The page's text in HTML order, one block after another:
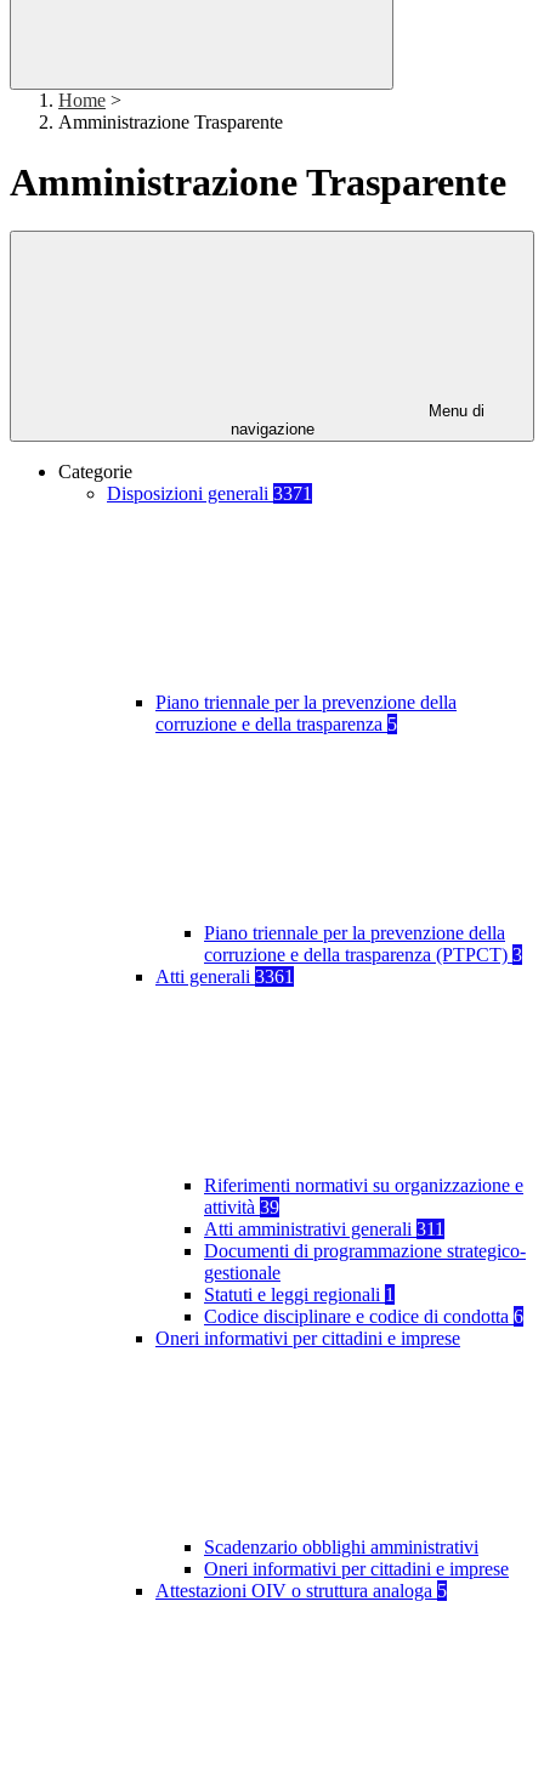
Home >
Amministrazione Trasparente
Amministrazione Trasparente
Menu di
navigazione
Categorie
Disposizioni generali 3371
Piano triennale per la prevenzione della
corruzione e della trasparenza 5
Piano triennale per la prevenzione della
corruzione e della trasparenza (PTPCT) 3
Atti generali 3361
Riferimenti normativi su organizzazione e
attività 39
Atti amministrativi generali 311
Documenti di programmazione strategico-
gestionale
Statuti e leggi regionali 1
Codice disciplinare e codice di condotta 6
Oneri informativi per cittadini e imprese
Scadenzario obblighi amministrativi
Oneri informativi per cittadini e imprese
Attestazioni OIV o struttura analoga 5